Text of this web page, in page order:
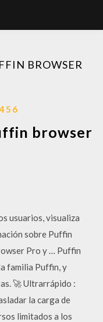
BROWSER
browser
usuarios, visualiza
sobre Puffin
Pro y … Puffin
familia Puffin, y
🚀 Ultrarrápido :
la carga de
limitados a los